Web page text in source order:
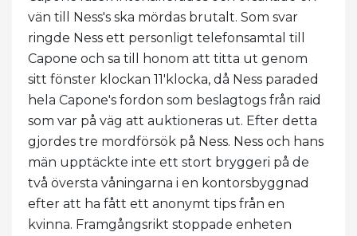
vän till Ness's ska mördas brutalt. Som svar
ringde Ness ett personligt telefonsamtal till
Capone och sa till honom att titta ut genom
sitt fönster klockan 11'klocka, då Ness paraded
hela Capone's fordon som beslagtogs från raid
som var på väg att auktioneras ut. Efter detta
gjordes tre mordförsök på Ness. Ness och hans
män upptäckte inte ett stort bryggeri på de
två översta våningarna i en kontorsbyggnad
efter att ha fått ett anonymt tips från en
kvinna. Framgångsrikt stoppade enheten